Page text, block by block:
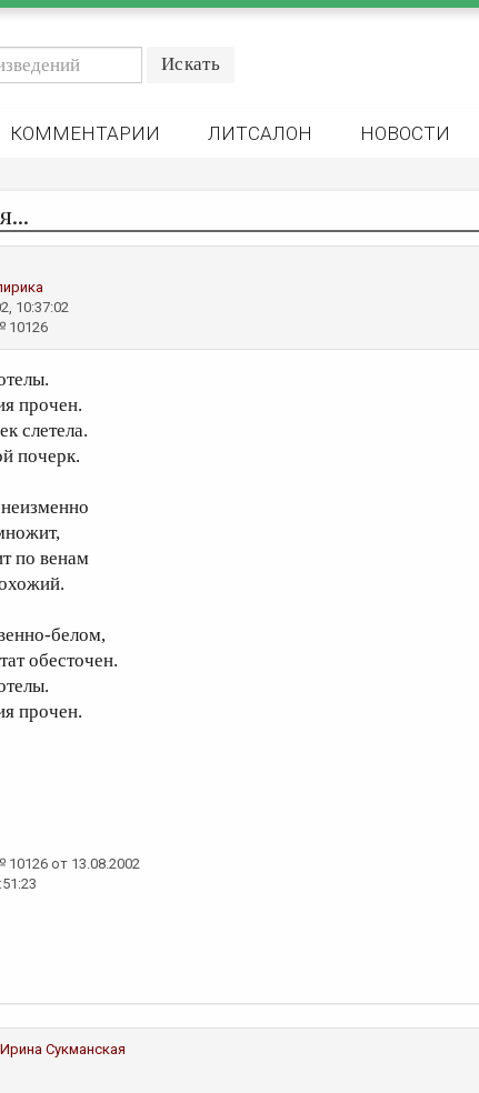
КОММЕНТАРИИ ЛИТСАЛОН НОВОСТИ
10:37:02
10126
прочен.
слетела.
почерк.
по венам
белом,
обесточен.
прочен.
от 13.08.2002
Ирина Сукманская